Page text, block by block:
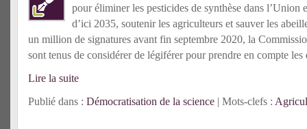
pour éliminer les pesticides de synthèse dans l’Union
d’ici 2035, soutenir les agriculteurs et sauver les
un million de signatures avant fin septembre 2020, la
sont tenus de considérer de légiférer pour prendre en compte
Lire la suite
Publié dans : Démocratisation de la science | Mots-clefs :